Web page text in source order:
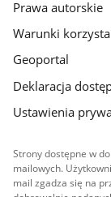
Prawa autorskie
Warunki
Geoportal
Deklaracja
Ustawienia
Strony dostępne w
mailowych.
mail zgadza się na